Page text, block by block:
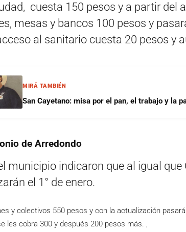
cuesta 150 pesos y a partir del
mesas y bancos 100 pesos y
al sanitario cuesta 20 pesos y
MIRÁ TAMBIÉN
San Cayetano: misa por el pan, el trabajo y la
de Arredondo
municipio indicaron que al igual
el 1° de enero.
y colectivos 550 pesos y con la actualización
les cobra 300 y después 200 pesos más. ,